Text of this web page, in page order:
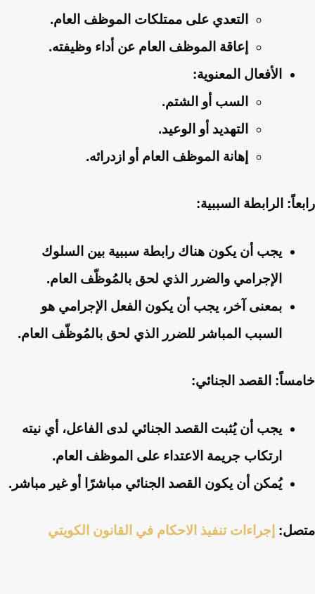
التعدي على ممتلكات الموظف العام.
إعاقة الموظف العام عن أداء وظيفته.
الأفعال المعنوية:
السب أو الشتم.
التهديد أو الوعيد.
إهانة الموظف العام أو ازدرائه.
رابعاً: الرابطة السببية:
يجب أن يكون هناك رابطة سببية بين السلوك
الإجرامي والضرر الذي لحق بالمُوظّف العام.
بمعنى آخر، يجب أن يكون الفعل الإجرامي هو
السبب المباشر للضرر الذي لحق بالمُوظّف العام.
خامساً: القصد الجنائي:
يجب أن يُثبت القصد الجنائي لدى الفاعل، أي نيته
ارتكاب جريمة الاعتداء على الموظف العام.
يُمكن أن يكون القصد الجنائي مباشرًا أو غير مباشر.
متصل: إجراءات تنفيذ الاحكام في القانون الكويتي